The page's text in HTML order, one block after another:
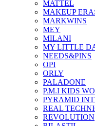
MATTEL
MAKEUP
MARKWINS
MEY
MILANI
MY LITTLE
NEEDS&PINS
OPI
ORLY
PALADONE
P.M.I KIDS
PYRAMID
REAL
REVOLUTION